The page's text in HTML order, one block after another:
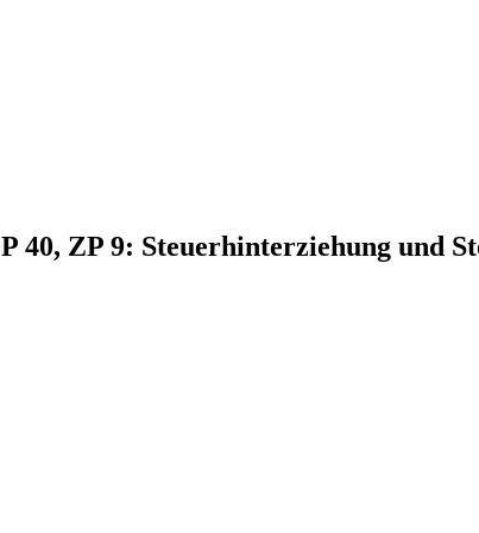
40, ZP 9: Steuerhinterziehung und